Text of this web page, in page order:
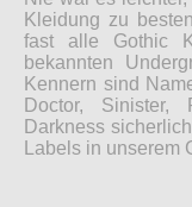
Kleidung zu
fast alle Gothic
bekannten
Kennern sind
Doctor,
Darkness
Labels in unserem